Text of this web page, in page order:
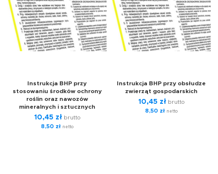
Instrukcja BHP przy
stosowaniu środków ochrony
roślin oraz nawozów
mineralnych i sztucznych
10,45 zł brutto
8,50 złnetto
Instrukcja BHP przy obsłudze
zwierząt gospodarskich
10,45 zł brutto
8,50 złnetto